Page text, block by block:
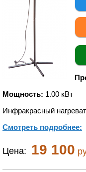
Мощность: 1.00 кВт
Инфракрасный
Смотреть подробнее:
Цена: 19 100